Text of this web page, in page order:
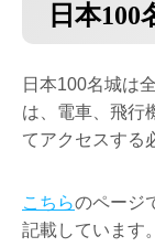
日本
日本100名城は
は、電車、飛行
てアクセスする
こちらのページ
記載しています